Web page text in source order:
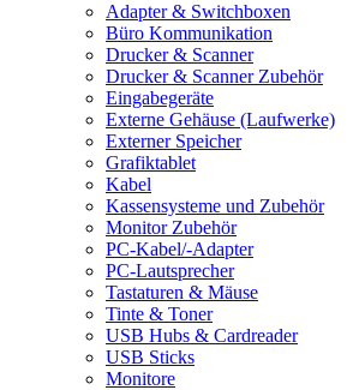
Adapter & Switchboxen
Büro Kommunikation
Drucker & Scanner
Drucker & Scanner Zubehör
Eingabegeräte
Externe Gehäuse (Laufwerke)
Externer Speicher
Grafiktablet
Kabel
Kassensysteme und Zubehör
Monitor Zubehör
PC-Kabel/-Adapter
PC-Lautsprecher
Tastaturen & Mäuse
Tinte & Toner
USB Hubs & Cardreader
USB Sticks
Monitore